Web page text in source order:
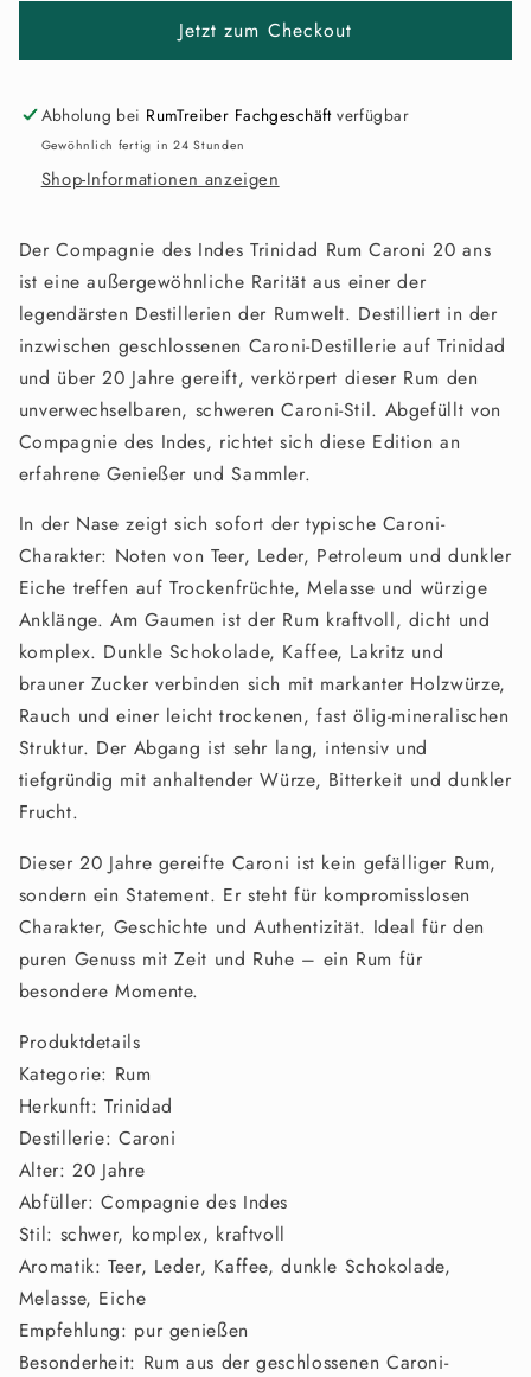
Trinidad
Caroni
20
ans
Indes
Trinidad
Caroni
20
Jetzt zum Checkout
Abholung bei RumTreiber Fachgeschäftverfügbar
Gewöhnlich fertig in 24 Stunden
Shop-Informationen anzeigen
Der Compagnie des Indes Trinidad Rum Caroni 20 ans
ist eine außergewöhnliche Rarität aus einer der
legendärsten Destillerien der Rumwelt. Destilliert in der
inzwischen geschlossenen Caroni-Destillerie auf Trinidad
und über 20 Jahre gereift, verkörpert dieser Rum den
unverwechselbaren, schweren Caroni-Stil. Abgefüllt von
Compagnie des Indes, richtet sich diese Edition an
erfahrene Genießer und Sammler.
In der Nase zeigt sich sofort der typische Caroni-
Charakter: Noten von Teer, Leder, Petroleum und dunkler
Eiche treffen auf Trockenfrüchte, Melasse und würzige
Anklänge. Am Gaumen ist der Rum kraftvoll, dicht und
komplex. Dunkle Schokolade, Kaffee, Lakritz und
brauner Zucker verbinden sich mit markanter Holzwürze,
Rauch und einer leicht trockenen, fast ölig-mineralischen
Struktur. Der Abgang ist sehr lang, intensiv und
tiefgründig mit anhaltender Würze, Bitterkeit und dunkler
Frucht.
Dieser 20 Jahre gereifte Caroni ist kein gefälliger Rum,
sondern ein Statement. Er steht für kompromisslosen
Charakter, Geschichte und Authentizität. Ideal für den
puren Genuss mit Zeit und Ruhe – ein Rum für
besondere Momente.
Produktdetails
Kategorie: Rum
Herkunft: Trinidad
Destillerie: Caroni
Alter: 20 Jahre
Abfüller: Compagnie des Indes
Stil: schwer, komplex, kraftvoll
Aromatik: Teer, Leder, Kaffee, dunkle Schokolade,
Melasse, Eiche
Empfehlung: pur genießen
Besonderheit: Rum aus der geschlossenen Caroni-